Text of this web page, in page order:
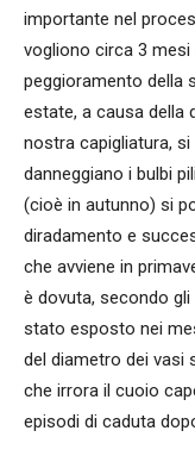
importante nel
vogliono circa 3
peggioramento della
estate, a causa della
nostra capigliatura,
danneggiano i bulbi
(cioè in autunno) si
diradamento e
che avviene in
è dovuta, secondo
stato esposto nei
del diametro dei vasi
che irrora il cuoio
episodi di caduta